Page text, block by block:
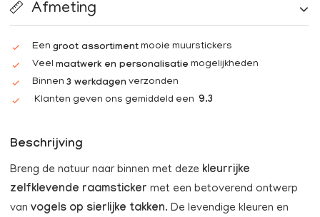
Afmeting
Een groot assortiment mooie muurstickers
Veel maatwerk en personalisatie mogelijkheden
Binnen 3 werkdagen verzonden
Klanten geven ons gemiddeld een 9.3
Beschrijving
Breng de natuur naar binnen met deze kleurrijke
zelfklevende raamsticker met een betoverend ontwerp
van vogels op sierlijke takken. De levendige kleuren en